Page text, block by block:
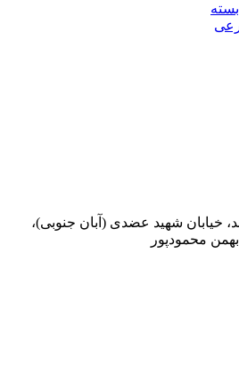
خیابان شهید عضدی (آبان جنوبی)،